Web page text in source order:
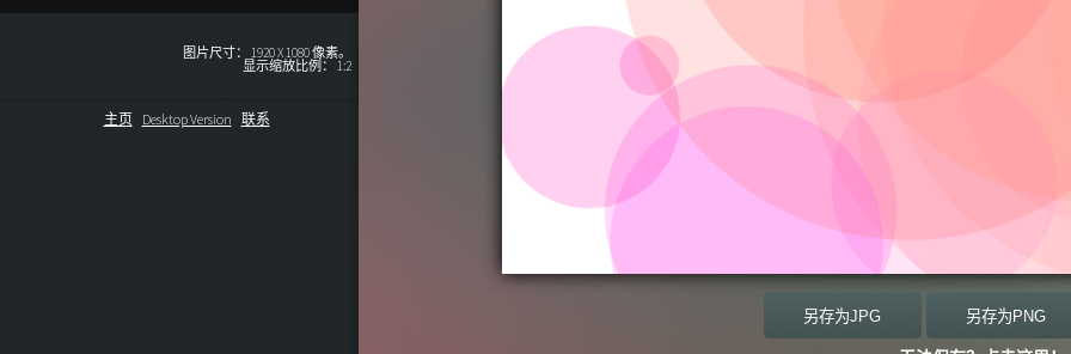
图片尺寸： 1920X 1080像素。
显示缩放比例： 1:2
主页 Desktop Version 联系
另存为JPG 另存为PNG